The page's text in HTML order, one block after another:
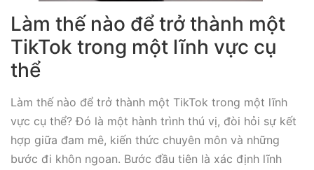
Làm thế nào để trở thành một
TikTok trong một lĩnh vực cụ
thể
Làm thế nào để trở thành một TikTok trong một lĩnh
vực cụ thể? Đó là một hành trình thú vị, đòi hỏi sự kết
hợp giữa đam mê, kiến thức chuyên môn và những
bước đi khôn ngoan. Bước đầu tiên là xác định lĩnh